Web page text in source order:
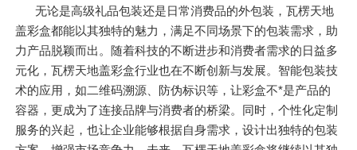
无论是高级礼品包装还是日常消费品的外包装，瓦楞天地
盖彩盒都能以其独特的魅力，满足不同场景下的包装需求，助
力产品脱颖而出。随着科技的不断进步和消费者需求的日益多
元化，瓦楞天地盖彩盒行业也在不断创新与发展。智能包装技
术的应用，如二维码溯源、防伪标识等，让彩盒不*是产品的
容器，更成为了连接品牌与消费者的桥梁。同时，个性化定制
服务的兴起，也让企业能够根据自身需求，设计出独特的包装